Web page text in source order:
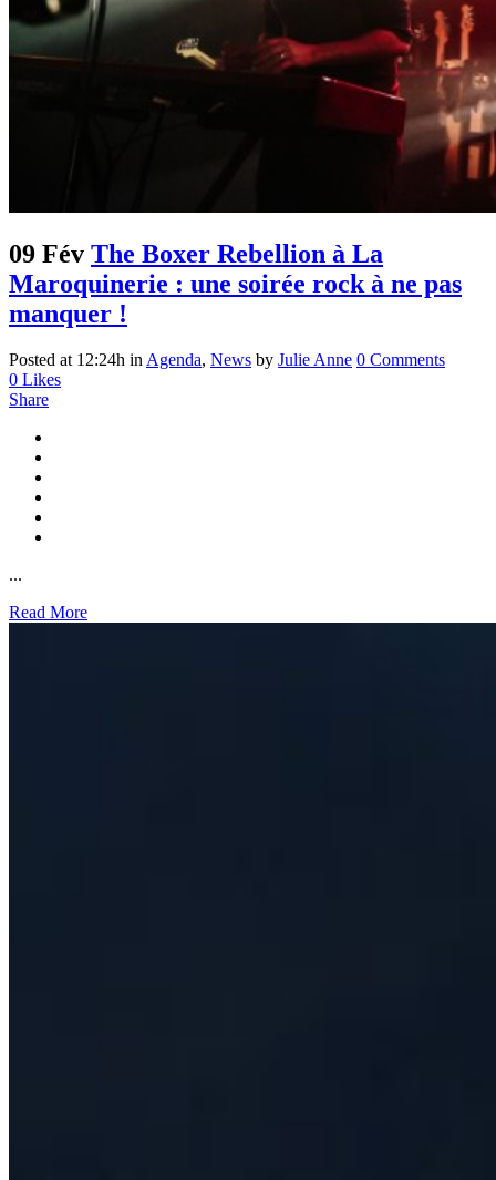
09 Fév The Boxer Rebellion à La
Maroquinerie : une soirée rock à ne pas
manquer !
Posted at 12:24h inAgenda, News by Julie Anne 0 Comments
0 Likes
Share
...
Read More